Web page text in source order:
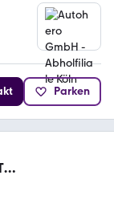
Parken